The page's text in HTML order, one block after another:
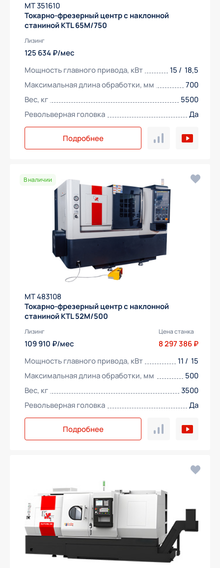
МТ 351610
Токарно-фрезерный центр с наклонной
станиной KTL 65M/750
Лизинг
125 634 ₽/мес
Мощность главного привода, кВт
15 / 18,5
Максимальная длина обработки, мм
700
Вес, кг
5500
Револьверная головка
Да
Подробнее
В наличии
МТ 483108
Токарно-фрезерный центр с наклонной
станиной KTL 52M/500
Лизинг
109 910 ₽/мес
Цена станка
8 297 386 ₽
Мощность главного привода, кВт
11 / 15
Максимальная длина обработки, мм
500
Вес, кг
3500
Револьверная головка
Да
Подробнее